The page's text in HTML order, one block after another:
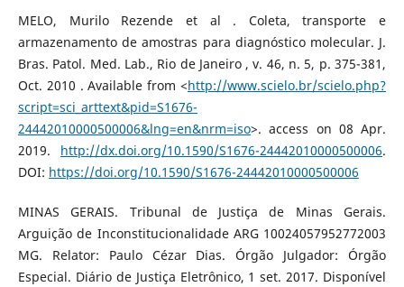
MELO, Murilo Rezende et al . Coleta, transporte e
armazenamento de amostras para diagnóstico molecular. J.
Bras. Patol. Med. Lab., Rio de Janeiro , v. 46, n. 5, p. 375-381,
Oct. 2010 . Available from <http://www.scielo.br/scielo.php?
script=sci_arttext&pid=S1676-
24442010000500006&lng=en&nrm=iso>. access on 08 Apr.
2019. http://dx.doi.org/10.1590/S1676-24442010000500006.
DOI: https://doi.org/10.1590/S1676-24442010000500006
MINAS GERAIS. Tribunal de Justiça de Minas Gerais.
Arguição de Inconstitucionalidade ARG 10024057952772003
MG. Relator: Paulo Cézar Dias. Órgão Julgador: Órgão
Especial. Diário de Justiça Eletrônico, 1 set. 2017. Disponível